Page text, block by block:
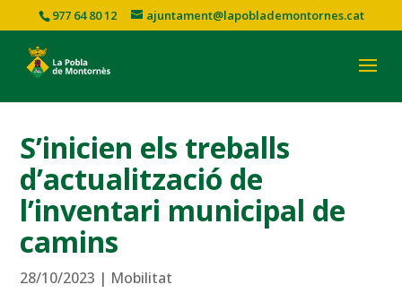
977 64 80 12 ajuntament@lapoblademontornes.cat
S’inicien els treballs
d’actualització de
l’inventari municipal de
camins
28/10/2023 | Mobilitat